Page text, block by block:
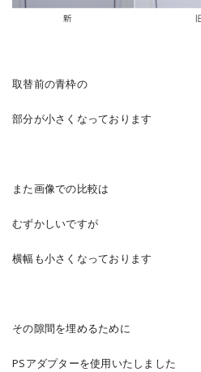
取替前の青枠の
部分が小さくなっております
また画像での比較は
むずかしいですが
横幅も小さくなっております
その隙間を埋めるために
PSアダプターを使用いたしました